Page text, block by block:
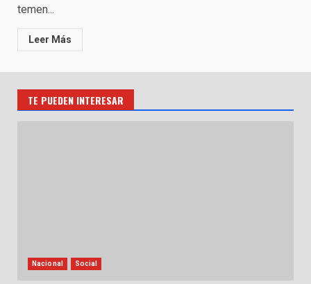
temen...
Leer Más
TE PUEDEN INTERESAR
Nacional Social